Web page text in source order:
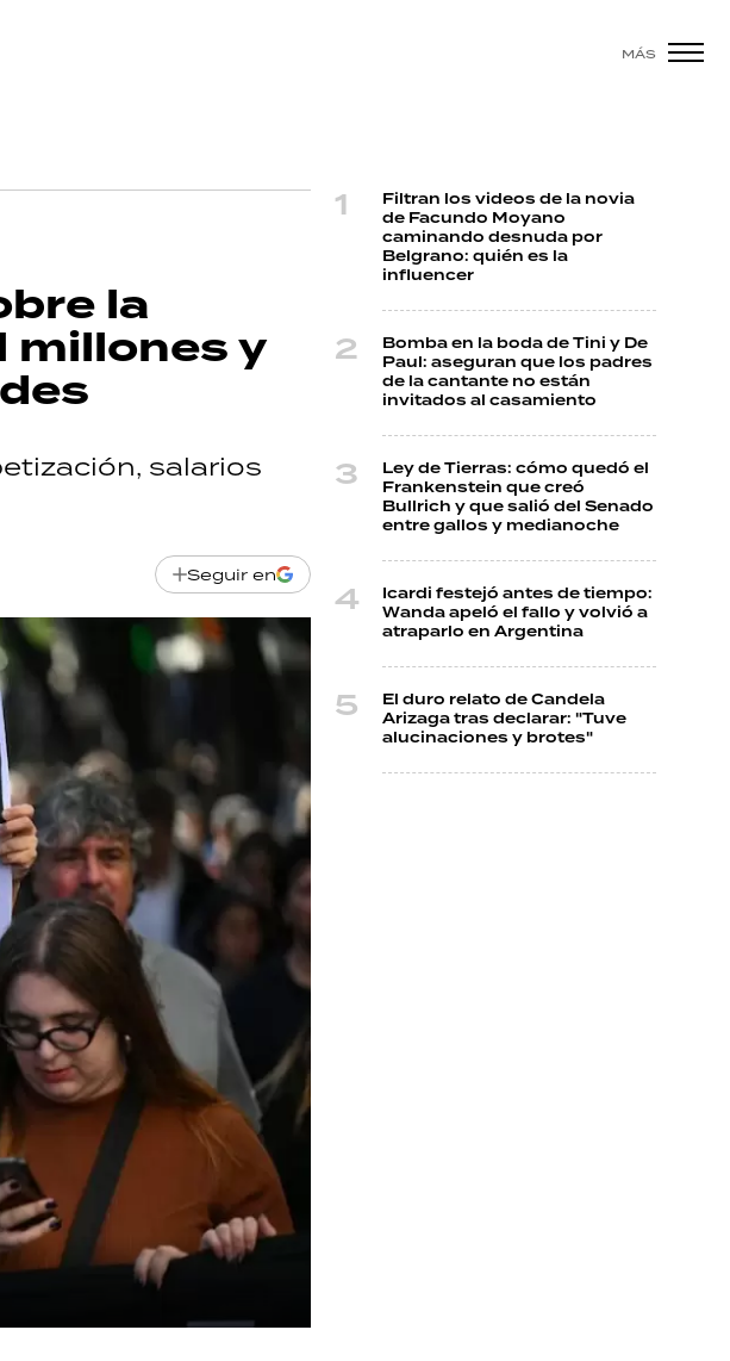
MÁS
la
millones y
salarios
Seguir en
Filtran los videos de la novia
de Facundo Moyano
caminando desnuda por
Belgrano: quién es la
influencer
Bomba en la boda de Tini y De
Paul: aseguran que los padres
de la cantante no están
invitados al casamiento
Ley de Tierras: cómo quedó el
Frankenstein que creó
Bullrich y que salió del Senado
entre gallos y medianoche
Icardi festejó antes de tiempo:
Wanda apeló el fallo y volvió a
atraparlo en Argentina
El duro relato de Candela
Arizaga tras declarar: "Tuve
alucinaciones y brotes"